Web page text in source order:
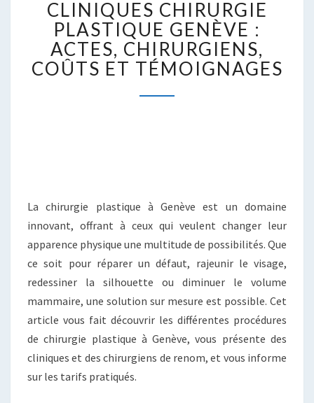
CHIRURGIE
PLASTIQUE
GENÈVE
:
ACTES,
COÛTS
CLINIQUES CHIRURGIE
PLASTIQUE GENÈVE :
ACTES, CHIRURGIENS,
COÛTS ET TÉMOIGNAGES
La chirurgie plastique à Genève est un domaine
innovant, offrant à ceux qui veulent changer leur
apparence physique une multitude de possibilités. Que
ce soit pour réparer un défaut, rajeunir le visage,
redessiner la silhouette ou diminuer le volume
mammaire, une solution sur mesure est possible. Cet
article vous fait découvrir les différentes procédures
de chirurgie plastique à Genève, vous présente des
cliniques et des chirurgiens de renom, et vous informe
sur les tarifs pratiqués.